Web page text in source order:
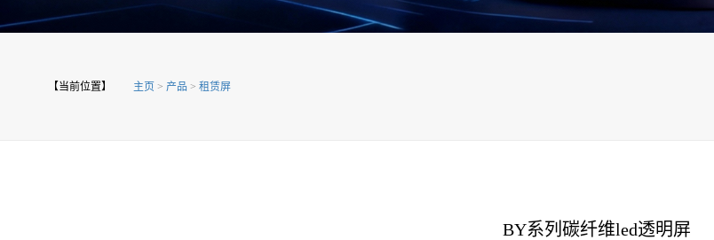
【当前位置】 主页> 产品 > 租赁屏
BY系列碳纤维led透明屏